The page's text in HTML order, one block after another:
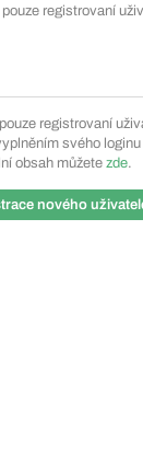
registrovaní
registrovaní
svého
obsah můžete zde.
nového